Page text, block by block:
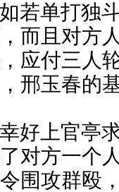
若单打独
而且对方
应付三人
邢玉春的
好上官亭
对方一个
围攻群殴